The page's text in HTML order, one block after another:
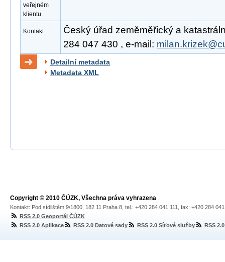
veřejném
klientu
Kontakt
Český úřad zeměměřický a
284 047 430 , e-mail:
Detailní metadata
Metadata XML
Copyright © 2010 ČÚZK, Všechna práva vyhrazena
Kontakt: Pod sídlištěm 9/1800, 182 11 Praha 8, tel.: +420 284 041 111, fax: +420 284
RSS 2.0 Geoportál ČÚZK
RSS 2.0 Aplikace
RSS 2.0 Datové sady RSS 2.0 Síťové služby RSS